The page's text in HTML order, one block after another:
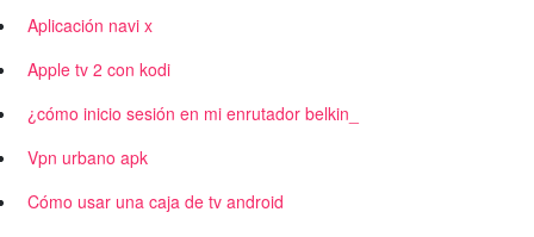
Aplicación navi x
Apple tv 2 con kodi
¿cómo inicio sesión en mi enrutador belkin_
Vpn urbano apk
Cómo usar una caja de tv android